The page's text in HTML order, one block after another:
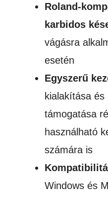
Roland-
karbidos
vágásra
esetén
Egyszerű
kialakítása és
támogatása
használható
számára is
Windows és